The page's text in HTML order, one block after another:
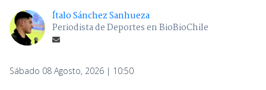
Ítalo Sánchez Sanhueza
Periodista de Deportes en BioBioChile
Sábado 08 Agosto, 2026 | 10:50